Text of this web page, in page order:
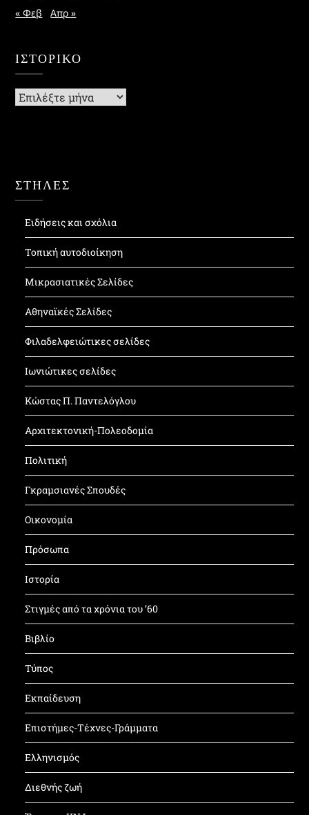
« Φεβ
Απρ »
ΙΣΤΟΡΙΚΌ
Ιστορικό
ΣΤΗΛΕΣ
Ειδήσεις και σχόλια
Τοπική αυτοδιοίκηση
Μικρασιατικές Σελίδες
Αθηναϊκές Σελίδες
Φιλαδελφειώτικες σελίδες
Ιωνιώτικες σελίδες
Κώστας Π. Παντελόγλου
Αρχιτεκτονική-Πολεοδομία
Πολιτική
Γκραμσιανές Σπουδές
Οικονομία
Πρόσωπα
Ιστορία
Στιγμές από τα χρόνια του ’60
Βιβλίο
Τύπος
Εκπαίδευση
Επιστήμες-Τέχνες-Γράμματα
Ελληνισμός
Διεθνής ζωή